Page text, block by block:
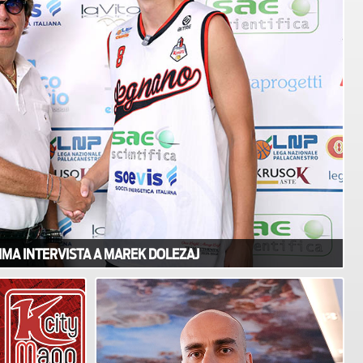
INTERVISTA A MAREK DOLEZAJ